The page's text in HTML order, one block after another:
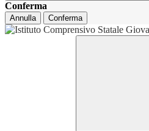
Conferma
Annulla Conferma